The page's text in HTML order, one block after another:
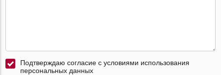
Подтверждаю согласие с условиями использования
персональных данных